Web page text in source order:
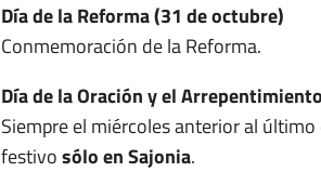
Día de la Reforma (31 de octubre)
Conmemoración de la Reforma.
Día de la Oración y el
Siempre el miércoles anterior al
festivosólo en Sajonia.